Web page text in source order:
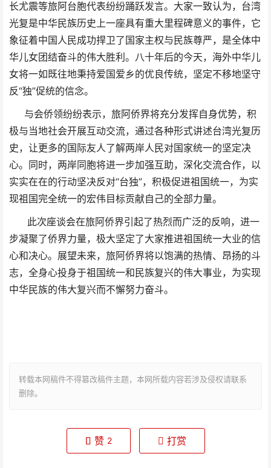
长尤震等旅阿台胞代表纷纷踊跃发言。大家一致认为，台湾
光复是中华民族历史上一座具有重大里程碑意义的事件，它
象征着中国人民成功捍卫了国家主权与民族尊严，是全体中
华儿女团结奋斗的伟大胜利。八十年后的今天，海外中华儿
女将一如既往地秉持爱国爱乡的优良传统，坚定不移地坚守
反“独”促统的信念。
与会侨领纷纷表示，旅阿侨界将充分发挥自身优势，积
极与当地社会开展互动交流，通过各种形式讲述台湾光复历
史，让更多的国际友人了解两岸人民对国家统一的坚定决
心。同时，两岸同胞将进一步加强互助，深化交流合作，以
实实在在的行动坚决反对“台独”，积极促进祖国统一，为实
现祖国完全统一的宏伟目标贡献自己的全部力量。
此次座谈会在旅阿侨界引起了热烈而广泛的反响，进一
步凝聚了侨界力量，极大坚定了大家推进祖国统一大业的信
心和决心。展望未来，旅阿侨界将以饱满的热情、昂扬的斗
志，全身心投身于祖国统一和民族复兴的伟大事业，为实现
中华民族的伟大复兴而不懈努力奋斗。
转载本网稿件不得篡改稿件主题，本网所载内容若涉及侵权请联系
删除。
赞 2 打赏